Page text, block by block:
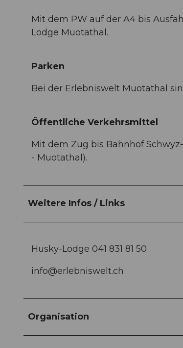
Mit dem PW auf der A4 bis
Lodge Muotathal.
Parken
Bei der Erlebniswelt Muotathal
Öffentliche Verkehrsmittel
Mit dem Zug bis Bahnhof
- Muotathal).
Weitere Infos / Links
Husky-Lodge 041 831 81 50
info@erlebniswelt.ch
Organisation